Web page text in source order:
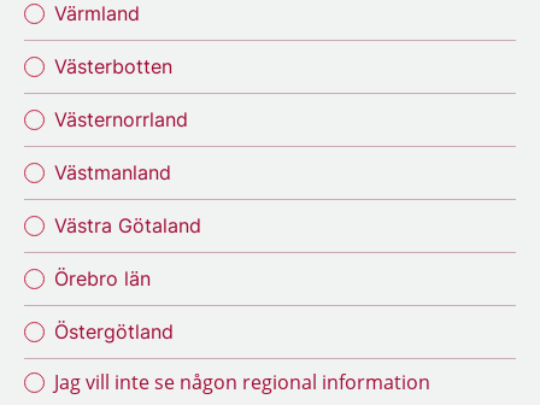
Värmland
Västerbotten
Västernorrland
Västmanland
Västra Götaland
Örebro län
Östergötland
Jag vill inte se någon regional information